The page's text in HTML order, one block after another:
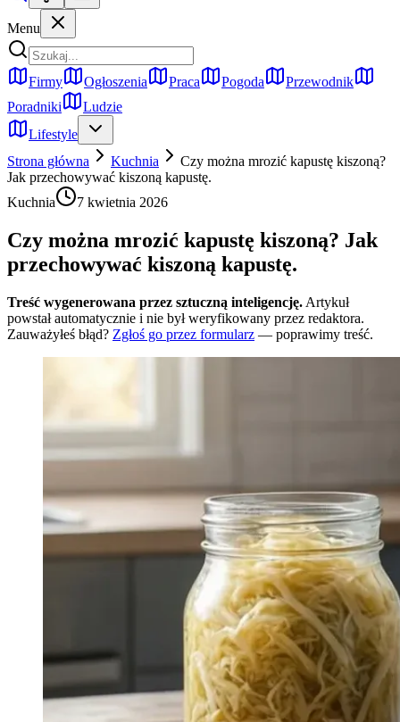
Menu
Firmy Ogłoszenia Praca Pogoda
Przewodnik
Poradniki
Ludzie
Lifestyle
Strona główna
Kuchnia
Czy można mrozić kapustę kiszoną?
Jak przechowywać kiszoną kapustę.
Kuchnia
7 kwietnia 2026
Czy można mrozić kapustę kiszoną? Jak
przechowywać kiszoną kapustę.
Treść wygenerowana przez sztuczną inteligencję. Artykuł
powstał automatycznie i nie był weryfikowany przez redaktora.
Zauważyłeś błąd? Zgłoś go przez formularz — poprawimy treść.